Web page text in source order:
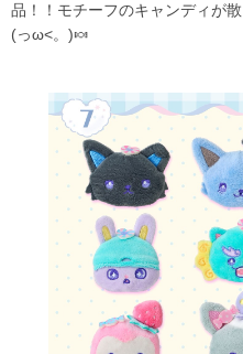
品！！モチーフのキャンディが
(っω<。)🍬